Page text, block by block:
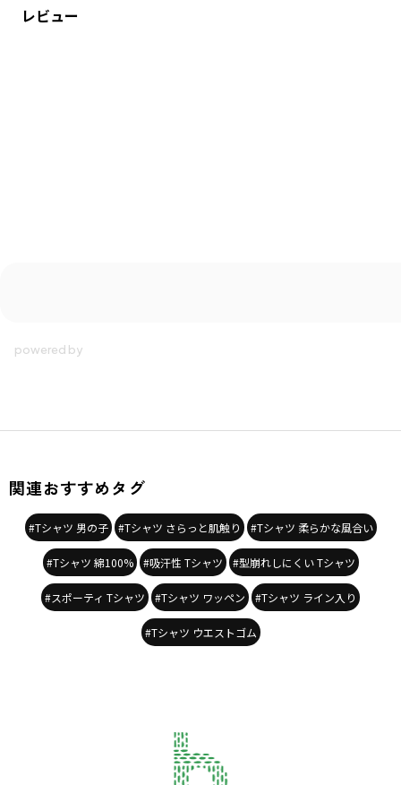
レビュー性別タイプ
関連おすすめタグ
#Tシャツ 男の子 #Tシャツ さらっと肌触り #Tシャツ 柔らかな風合い
#Tシャツ 綿100% #吸汗性 Tシャツ #型崩れしにくい Tシャツ
#スポーティ Tシャツ #Tシャツ ワッペン #Tシャツ ライン入り
#Tシャツ ウエストゴム